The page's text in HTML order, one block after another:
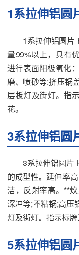
1系拉伸铝圆
1系拉伸铝圆片
量99%以上，具有
进行表面阳极氧化
磨、喷砂等:挤压锅
层板灯及街灯。指
花。
3系拉伸铝圆
3系拉伸铝圆片
的成型性。延伸率
洁，反射率高。**
深冲等;不粘锅;高压
灯及街灯。指示标
5系拉伸铝圆